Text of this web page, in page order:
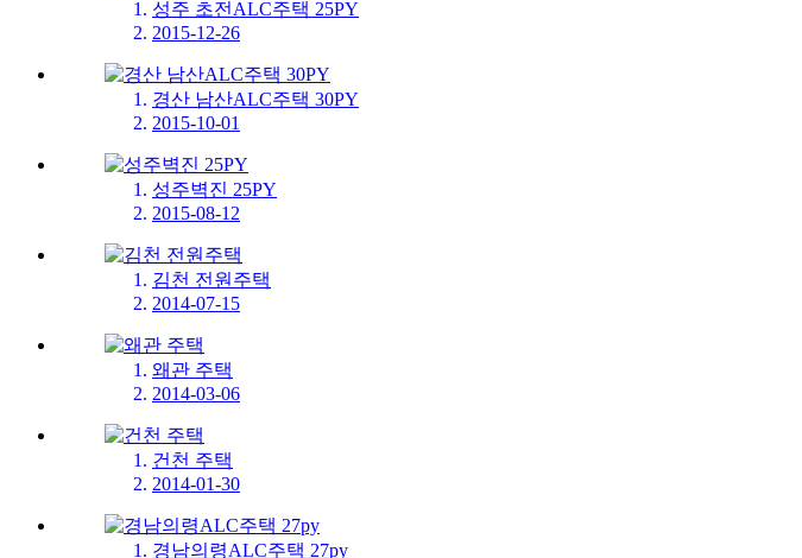
성주 초전ALC주택 25PY
2015-12-26
경산 남산ALC주택 30PY
2015-10-01
성주벽진 25PY
2015-08-12
김천 전원주택
2014-07-15
왜관 주택
2014-03-06
건천 주택
2014-01-30
경남의령ALC주택 27py